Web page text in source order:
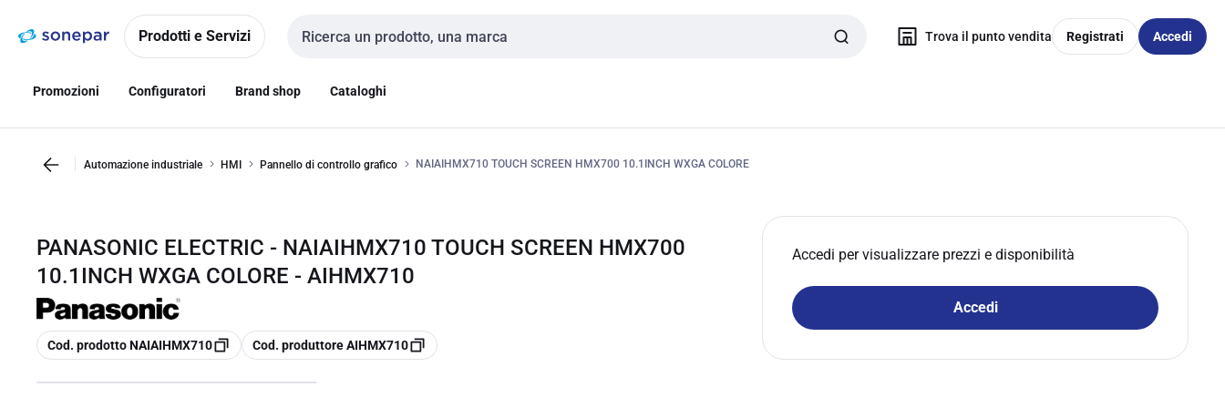
navigazionealla
Prodotti e Servizi
Cerca input
Trova il punto vendita Registrati Accedi
Promozioni Configuratori Brand shop Cataloghi
Automazione industriale HMI Pannello di controllo grafico NAIAIHMX710 TOUCH SCREEN HMX700 10.1INCH WXGA COLORE
PANASONIC ELECTRIC - NAIAIHMX710 TOUCH SCREEN HMX700
10.1INCH WXGA COLORE - AIHMX710
copia
Cod. prodotto NAIAIHMX710 copia
Cod. produttore AIHMX710
Accedi per visualizzare prezzi e disponibilità
Accedi